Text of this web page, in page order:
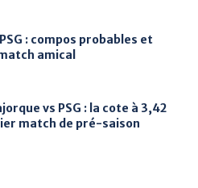
: compos probables et
amical
vs PSG : la cote à 3,42
match de pré-saison